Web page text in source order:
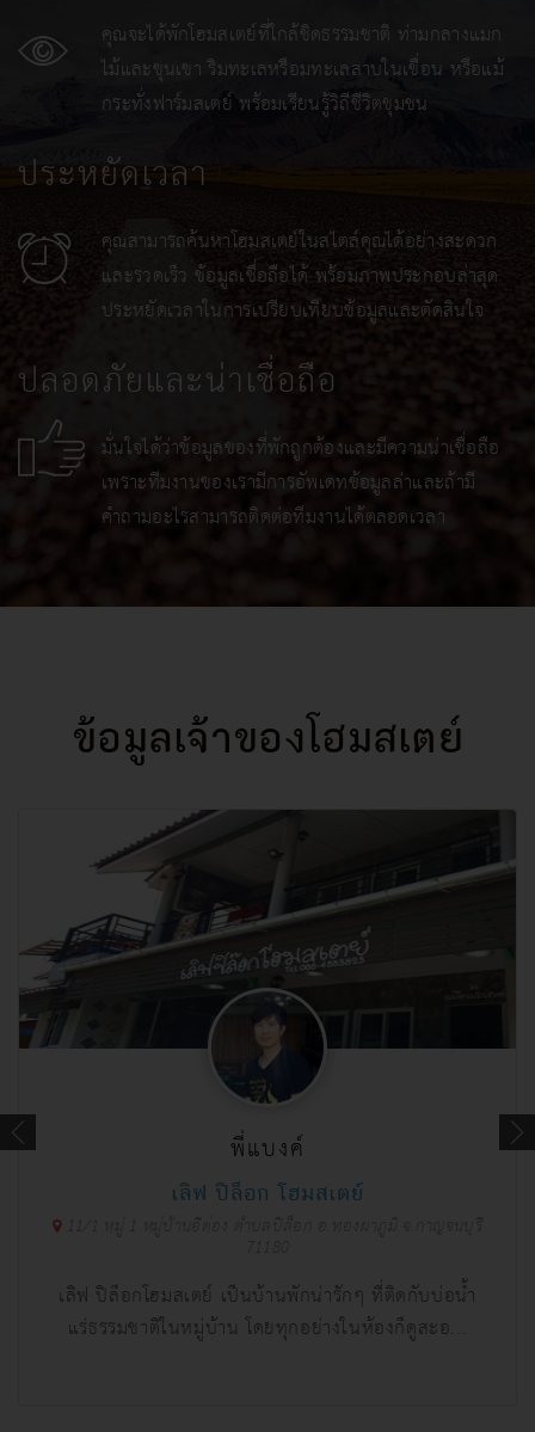
คุณจะได้พักโฮมสเตย์ที่ใกล้ชิดธรรมชาติ ท่ามกลางแมก
ไม้และขุนเขา ริมทะเลหรือมทะเลสาบในเขื่อน หรือแม้
กระทั่งฟาร์มสเตย์ พร้อมเรียนรู้วิถีชีวิตชุมชน
ประหยัดเวลา
คุณสามารถค้นหาโฮมสเตย์ในสไตล์คุณได้อย่างสะดวก
และรวดเร็ว ข้อมูลเชื่อถือได้ พร้อมภาพประกอบล่าสุด
ประหยัดเวลาในการเปรียบเทียบข้อมูลและตัดสินใจ
ปลอดภัยและน่าเชื่อถือ
มั่นใจได้ว่าข้อมูลของที่พักถูกต้องและมีความน่าเชื่อถือ
เพราะทีมงานของเรามีการอัพเดทข้อมูลล่าและถ้ามี
คำถามอะไรสามารถติดต่อทีมงานได้ตลอดเวลา
ข้อมูลเจ้าของโฮมสเตย์
พี่แบงค์
เลิฟ ปิล็อก โฮมสเตย์
เลิฟ ปิล็อกโฮมสเตย์ เป็นบ้านพักน่ารักๆ ที่ติดกับบ่อน้ำ
แร่ธรรมชาติในหมู่บ้าน โดยทุกอย่างในห้องก็ดูสะอ...